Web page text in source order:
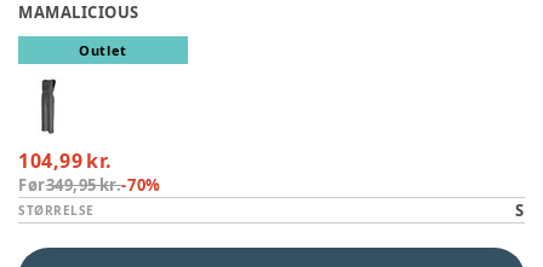
MAMALICIOUS
Outlet
104,99 kr.
Før349,95 kr.-70%
STØRRELSE S